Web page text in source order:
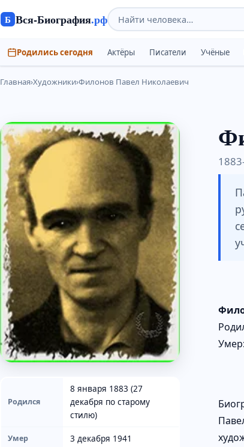
Б Вся-Биография.рф
Родились сегодня Актёры Писатели Учёные
Главная›Художники›Филонов Павел Николаевич
Родился
8 января 1883 (27
декабря по старому
стилю)
Умер 3 декабря 1941